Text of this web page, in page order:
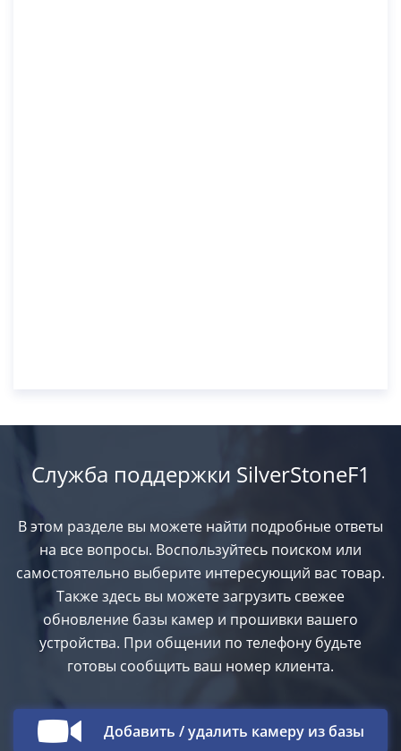
Служба поддержки SilverStoneF1
В этом разделе вы можете найти подробные ответы
на все вопросы. Воспользуйтесь поиском или
самостоятельно выберите интересующий вас товар.
Также здесь вы можете загрузить свежее
обновление базы камер и прошивки вашего
устройства. При общении по телефону будьте
готовы сообщить ваш номер клиента.
Добавить / удалить камеру из базы